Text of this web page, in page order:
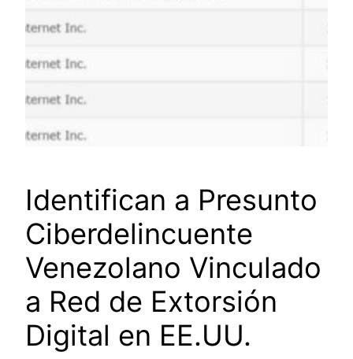
Identifican a Presunto
Ciberdelincuente
Venezolano Vinculado
a Red de Extorsión
Digital en EE.UU.